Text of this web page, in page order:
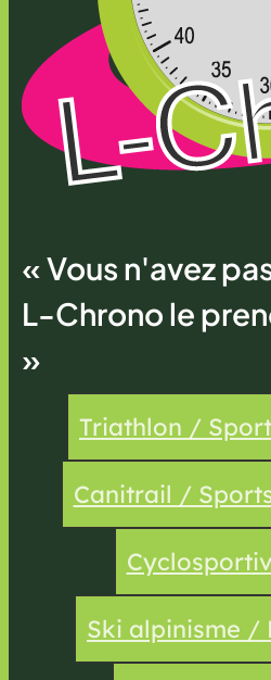
« Vous n'avez
L-Chrono le
»
Triathlon /
Canitrail /
Ski alpinisme /